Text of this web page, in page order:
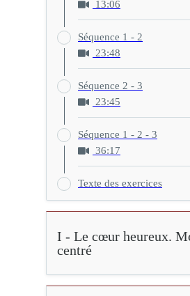
13:06
Séquence 1 - 2
23:48
Séquence 2 - 3
23:45
Séquence 1 - 2 - 3
36:17
Texte des exercices
I - Le cœur heureux.
centré